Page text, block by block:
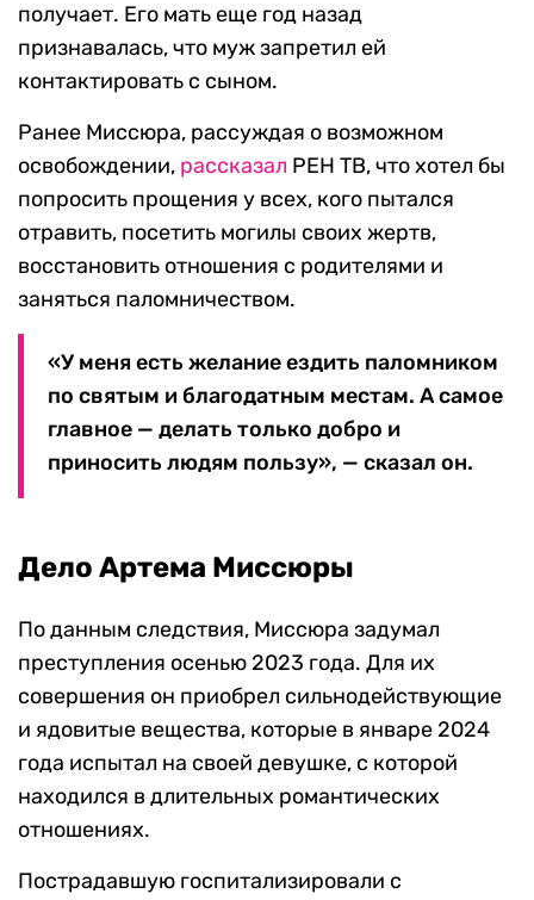
получает. Его мать еще год назад
признавалась, что муж запретил ей
контактировать с сыном.
Ранее Миссюра, рассуждая о возможном
освобождении, рассказал РЕН ТВ, что хотел бы
попросить прощения у всех, кого пытался
отравить, посетить могилы своих жертв,
восстановить отношения с родителями и
заняться паломничеством.
«У меня есть желание ездить паломником
по святым и благодатным местам. А самое
главное — делать только добро и
приносить людям пользу», — сказал он.
Дело Артема Миссюры
По данным следствия, Миссюра задумал
преступления осенью 2023 года. Для их
совершения он приобрел сильнодействующие
и ядовитые вещества, которые в январе 2024
года испытал на своей девушке, с которой
находился в длительных романтических
отношениях.
Пострадавшую госпитализировали с